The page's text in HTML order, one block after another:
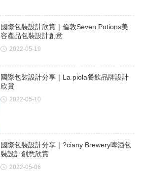
國際包裝設計欣賞｜倫敦Seven Potions美
容產品包裝設計創意
2022-05-19
國際包裝設計分享｜La piola餐飲品牌設計
欣賞
2022-05-10
國際包裝設計分享｜?ciany Brewery啤酒包
裝設計創意欣賞
2022-05-06